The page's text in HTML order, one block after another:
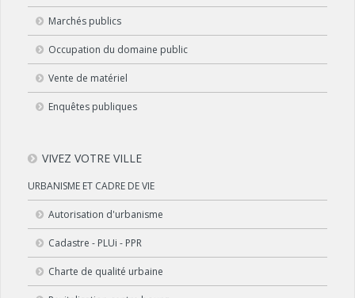
Marchés publics
Occupation du domaine public
Vente de matériel
Enquêtes publiques
VIVEZ VOTRE VILLE
URBANISME ET CADRE DE VIE
Autorisation d'urbanisme
Cadastre - PLUi - PPR
Charte de qualité urbaine